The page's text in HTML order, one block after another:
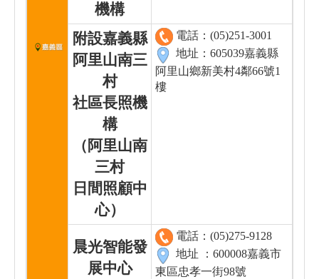
機構
附設嘉義縣
阿里山南三
村
社區長照機
構
（阿里山南
三村
日間照顧中
心）
電話：(05)251-3001
地址：605039嘉義縣
阿里山鄉新美村4鄰66號1
樓
晨光智能發
展中心
電話：(05)275-9128
地址 ：600008嘉義市
東區忠孝一街98號